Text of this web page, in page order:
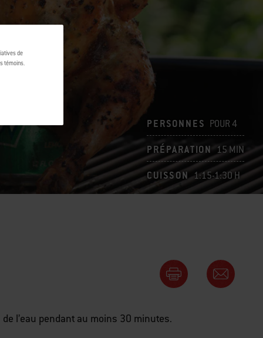
PERSONNES POUR 4
PRÉPARATION 15 MIN
CUISSON 1:15-1:30 H
l’eau pendant au moins 30 minutes.
de
témoins.